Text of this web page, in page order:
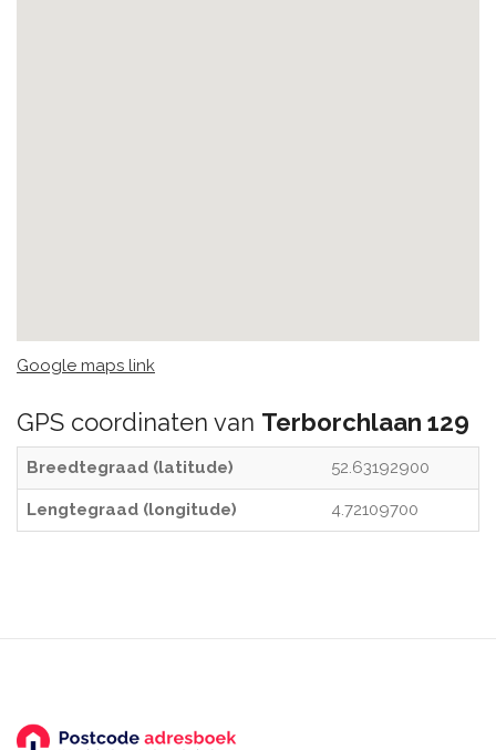
Google maps link
GPS coordinaten van Terborchlaan 129
Breedtegraad (latitude) 52.63192900
Lengtegraad (longitude) 4.72109700